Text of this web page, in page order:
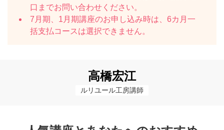
口までお問い合わせください。
7月期、1月期講座のお申し込み時は、6カ月一
括支払コースは選択できません。
高橋宏江
ルリユール工房講師